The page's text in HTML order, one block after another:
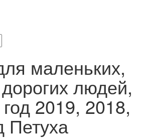
маленьких,
людей,
2019, 2018,
Петуха